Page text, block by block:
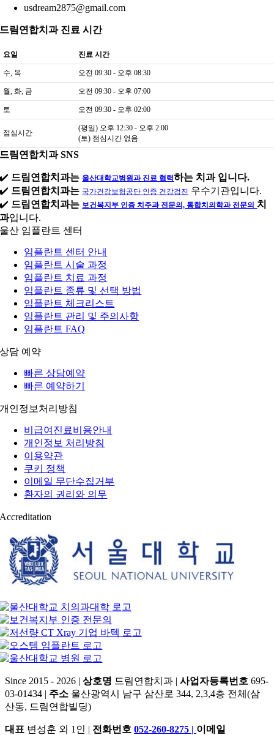
usdream2875@gmail.com
드림연합치과 진료 시간
요일 진료 시간
수, 목 오전 09:30 - 오후 08:30
월, 화, 금 오전 09:30 - 오후 07:00
토 오전 09:30 - 오후 02:00
점심시간
(평일) 오후 12:30 - 오후 2:00
(토) 점심시간 없음
드림연합치과 SNS
✔️ 드림연합치과는 울산대학교병원과 진료 협력하는 치과 입니다.
✔️ 드림연합치과는 국가건강보험공단 인증 건강검진 우수기관입니다.
✔️ 드림연합치과는 보건복지부 인증 치주과 전문의, 통합치의학과 전문의 치
과입니다.
울산 임플란트 센터
임플란트 센터 안내
임플란트 시술 과정
임플란트 치료 과정
임플란트 종류 및 선택 방법
임플란트 체크리스트
임플란트 관리 및 주의사항
임플란트 FAQ
상담 예약
빠른 상담예약
빠른 예약하기
개인정보처리방침
비급여진료비용안내
개인정보 처리방침
이용약관
쿠키 정책
이메일 무단수집거부
환자의 권리와 의무
Accreditation
Since 2015 - 2026 | 상호명 드림연합치과 | 사업자등록번호 695-
03-01434 | 주소 울산광역시 남구 삼산로 344, 2,3,4층 전체(삼
산동, 드림연합빌딩)
대표 변성훈 외 1인 | 전화번호 052-260-8275 | 이메일